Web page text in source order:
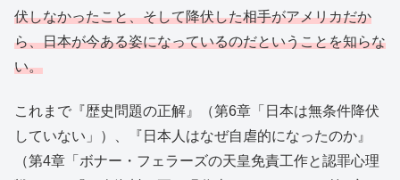
伏しなかったこと、そして降伏した相手がアメリカだか
ら、日本が今ある姿になっているのだということを知らな
い。
これまで『歴史問題の正解』（第6章「日本は無条件降伏
していない」）、『日本人はなぜ自虐的になったのか』
（第4章「ボナー・フェラーズの天皇免責工作と認罪心理